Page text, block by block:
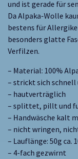
und ist gerade für
Da Alpaka-Wolle
bestens für
besonders glatte
Verfilzen.
– Material: 100%
– strickt sich
– hautverträglich
– splittet, pillt und
– Handwäsche kalt
– nicht wringen,
– Lauflänge: 50g ca.
– 4-fach gezwirnt